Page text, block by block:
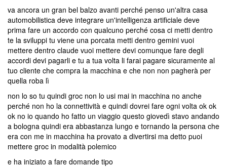
va ancora un gran bel balzo avanti perché penso un'altra casa
automobilistica deve integrare un'intelligenza artificiale deve
prima fare un accordo con qualcuno perché cosa ci metti dentro
te la sviluppi tu viene una porcata metti dentro gemini vuoi
mettere dentro claude vuoi mettere devi comunque fare degli
accordi devi pagarli e tu a tua volta li farai pagare sicuramente al
tuo cliente che compra la macchina e che non non pagherà per
quella roba lì
non lo so tu quindi groc non lo usi mai in macchina no anche
perché non ho la connettività e quindi dovrei fare ogni volta ok ok
ok no io quando ho fatto un viaggio questo giovedì stavo andando
a bologna quindi era abbastanza lungo e tornando la persona che
era con me in macchina ha provato a divertirsi ma detto puoi
mettere groc in modalità polemico
e ha iniziato a fare domande tipo